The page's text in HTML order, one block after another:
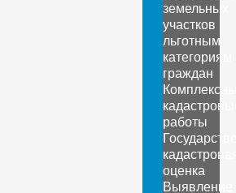
земельных
участков
льготным
категориям
граждан
работы
оценка
Выявление